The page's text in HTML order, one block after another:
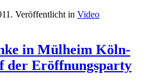
. Veröffentlicht in Video
in Mülheim Köln-
der Eröffnungsparty